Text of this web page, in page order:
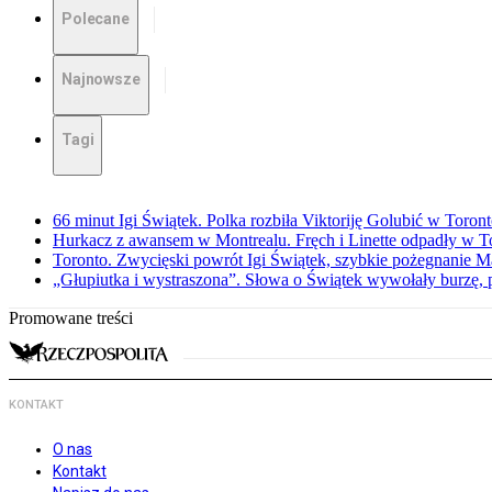
Polecane
Najnowsze
Tagi
66 minut Igi Świątek. Polka rozbiła Viktoriję Golubić w
Hurkacz z awansem w Montrealu. Fręch i Linette odpadły w
Toronto. Zwycięski powrót Igi Świątek, szybkie pożegnanie
„Głupiutka i wystraszona”. Słowa o Świątek wywołały burzę,
Promowane treści
KONTAKT
O nas
Kontakt